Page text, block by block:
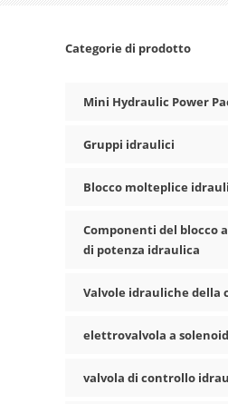
Categorie di prodotto
Mini Hydraulic Power
Gruppi idraulici
Blocco molteplice
Componenti del blocco
di potenza idraulica
Valvole idrauliche della
elettrovalvola a
valvola di controllo